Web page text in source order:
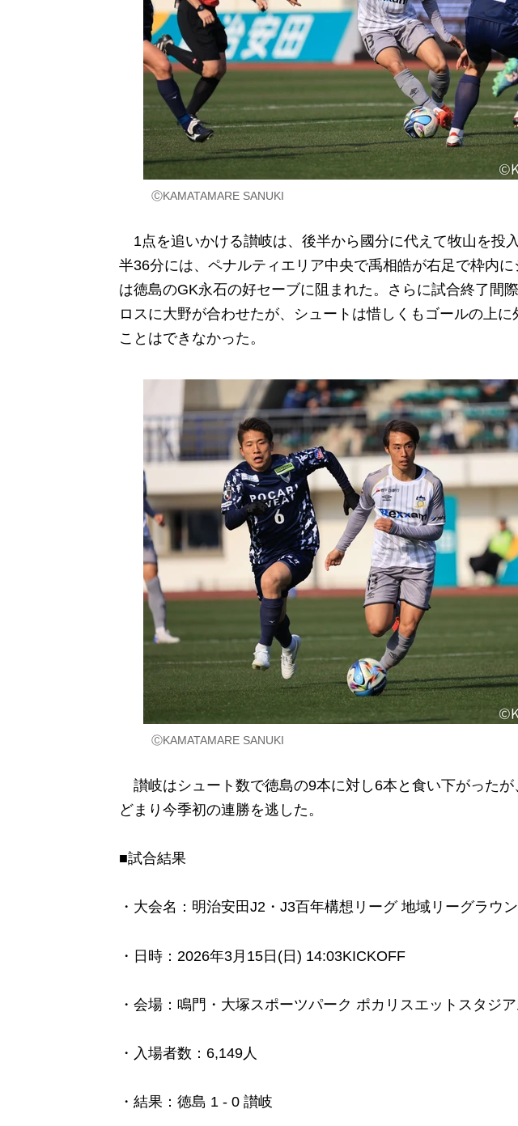
ⒸKAMATAMARE SANUKI
1点を追いかける讃岐は、後半から國分に代えて牧山を投
半36分には、ペナルティエリア中央で禹相皓が右足で枠内
は徳島のGK永石の好セーブに阻まれた。さらに試合終了間
ロスに大野が合わせたが、シュートは惜しくもゴールの上に
ことはできなかった。
ⒸKAMATAMARE SANUKI
讃岐はシュート数で徳島の9本に対し6本と食い下がったが
どまり今季初の連勝を逃した。
■試合結果
・大会名：明治安田J2・J3百年構想リーグ 地域リーグラウ
・日時：2026年3月15日(日) 14:03KICKOFF
・会場：鳴門・大塚スポーツパーク ポカリスエットスタジア
・入場者数：6,149人
・結果：徳島 1 - 0 讃岐